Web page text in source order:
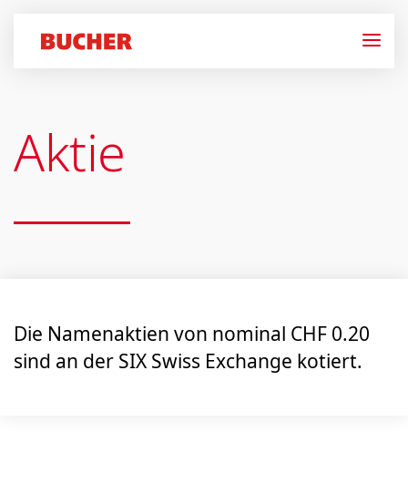
Aktie
Die Namenaktien von nominal CHF 0.20
sind an der SIX Swiss Exchange kotiert.